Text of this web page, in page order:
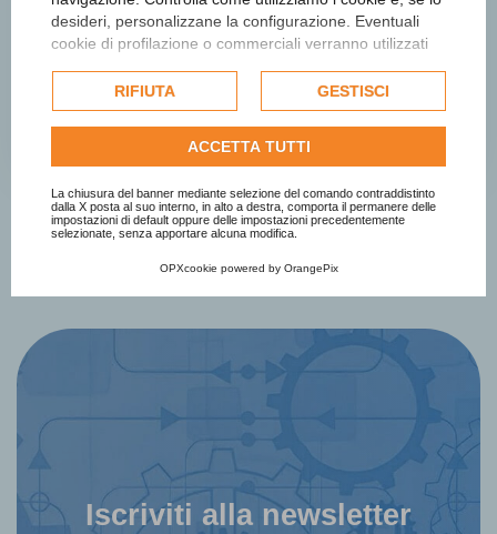
desideri, personalizzane la configurazione. Eventuali
cookie di profilazione o commerciali verranno utilizzati
dell'utente e, se consentito, potrebbero essere utilizzati
per personalizzare gli annunci pubblicitari. Per ulteriori
informazioni su come Google utilizza i dati raccolti,
politica sulla privacy di Google
Consulta l'informativa cookie completa.
RIFIUTA GESTISCI
ACCETTA TUTTI
La chiusura del banner mediante selezione del comando contraddistinto
dalla X posta al suo interno, in alto a destra, comporta il permanere delle
impostazioni di default oppure delle impostazioni precedentemente
selezionate, senza apportare alcuna modifica.
OPXcookie powered by OrangePix
Notizie sugli autori
Iscriviti alla newsletter